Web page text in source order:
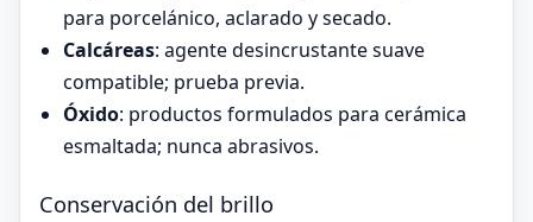
para porcelánico, aclarado y secado.
Calcáreas: agente desincrustante suave
compatible; prueba previa.
Óxido: productos formulados para cerámica
esmaltada; nunca abrasivos.
Conservación del brillo